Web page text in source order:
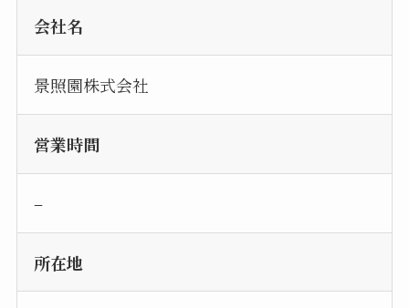
会社名
景照園株式会社
営業時間
–
所在地